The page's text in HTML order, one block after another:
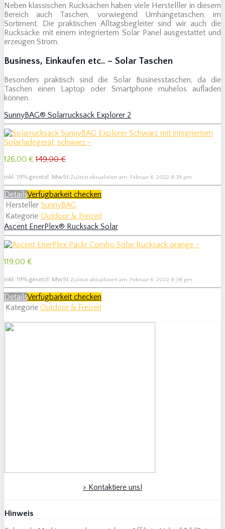
Neben klassischen Rucksächen haben viele Herstelller in diesem
Bereich auch Taschen, vorwiegend Umhängetaschen, im
Sortiment. Die praktischen Alltagsbegleiter sind wir auch die
Rucksäcke mit einem integriertem Solar Panel ausgestattet und
erzeugen Strom.
Business, Einkaufen etc.. – Solar Taschen
Besonders praktisch sind die Solar Businesstaschen, da die
Taschen einen Laptop oder Smartphone mühelos aufladen
können.
SunnyBAG® Solarrucksack Explorer 2
126,00 € 149,00 €
inkl. 19% gesetzl. MwSt.Zuletzt aktualisiert am: Februar 6, 2022 8:39 pm
DetailsVerfügbarkeit checken
Hersteller SunnyBAG
Kategorie Outdoor & Freizeit
Ascent EnerPlex® Rucksack Solar
119,00 €
inkl. 19% gesetzl. MwSt.Zuletzt aktualisiert am: Februar 6, 2022 8:38 pm
DetailsVerfügbarkeit checken
Kategorie Outdoor & Freizeit
> Kontaktiere uns!
Hinweis